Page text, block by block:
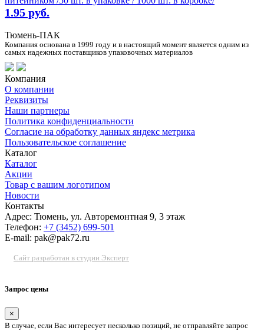
1.95 руб.
Тюмень-ПАК
Компания основана в 1999 году и в настоящий момент является одним из
самых надежных поставщиков упаковочных материалов
Компания
О компании
Реквизиты
Наши партнеры
Политика конфиденциальности
Согласие на обработку данных яндекс метрика
Пользовательское соглашение
Каталог
Каталог
Акции
Товар с вашим логотипом
Новости
Контакты
Адрес: Тюмень, ул. Авторемонтная 9, 3 этаж
Телефон: +7 (3452) 699-501
E-mail: pak@pak72.ru
Сайт разработан в студии Эксперт
Запрос цены
×
В случае, если Вас интересует несколько позиций, не отправляйте запрос